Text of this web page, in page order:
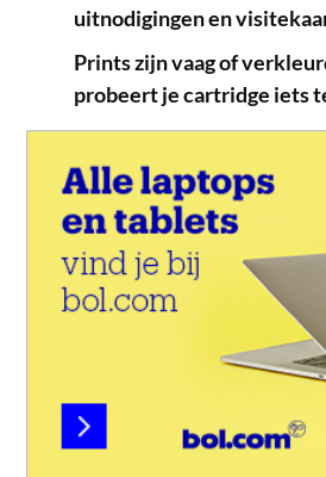
uitnodigingen en
Prints zijn vaag of
probeert je cartridge iets